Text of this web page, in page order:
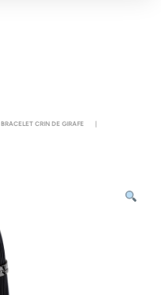
BRACELET CRIN DE GIRAFE
|